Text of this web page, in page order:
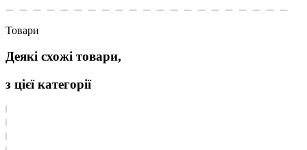
Товари
Деякі схожі товари,
з цієї категорії